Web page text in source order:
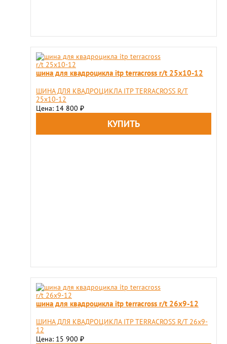
шина для квадроцикла itp terracross r/t 25x10-12
ШИНА ДЛЯ КВАДРОЦИКЛА ITP TERRACROSS R/T
25x10-12
Цена: 14 800 ₽
шина для квадроцикла itp terracross r/t 26x9-12
ШИНА ДЛЯ КВАДРОЦИКЛА ITP TERRACROSS R/T 26x9-
12
Цена: 15 900 ₽